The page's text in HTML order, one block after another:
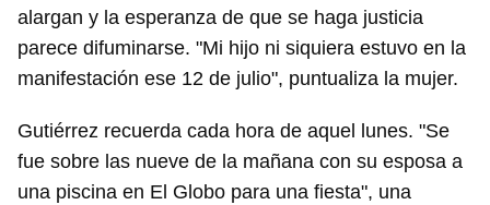
alargan y la esperanza de que se haga justicia
parece difuminarse. "Mi hijo ni siquiera estuvo en la
manifestación ese 12 de julio", puntualiza la mujer.
Gutiérrez recuerda cada hora de aquel lunes. "Se
fue sobre las nueve de la mañana con su esposa a
una piscina en El Globo para una fiesta", una